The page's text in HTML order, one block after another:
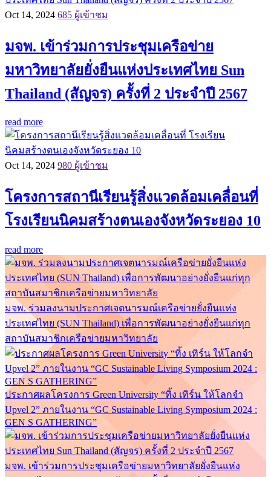
Oct 14, 2024 685 ผู้เข้าชม
มจพ. เข้าร่วมการประชุมเครือข่าย
มหาวิทยาลัยยั่งยืนแห่งประเทศไทย Sun
Thailand (สัญจร) ครั้งที่ 2 ประจำปี 2567
read more
Oct 14, 2024 980 ผู้เข้าชม
โครงการสถานีเรียนรู้สิ่งแวดล้อมเคลื่อนที่
โรงเรียนนิคมสร้างตนเองจังหวัดระยอง 10
read more
มจพ. ร่วมลงนามประกาศเจตนารมณ์เครือข่ายยั่งยืนแห่ง
ประเทศไทย (SUN Thailand) เพื่อการพัฒนาอย่างยั่งยืนแก่ทุก
สถาบันสมาชิกเครือข่ายมหาวิทยาลัย
ประกาศผลโครงการ Green University “ทิ้ง เทิร์น ให้โลกจำ
Upvel 2” ภายในงาน “GC Sustainable Living Symposium 2024 :
GEN S GATHERING”
มจพ. เข้าร่วมการประชุมเครือข่ายมหาวิทยาลัยยั่งยืนแห่ง